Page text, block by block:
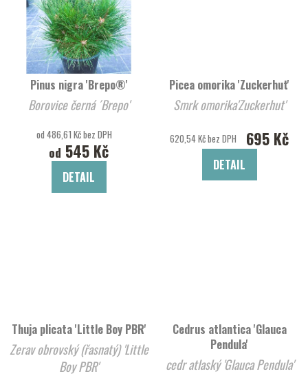
Pinus nigra 'Brepo®'
Borovice černá ´Brepo'
od 486,61 Kč bez DPH
od 545 Kč
DETAIL
Picea omorika 'Zuckerhut'
Smrk omorika'Zuckerhut'
620,54 Kč bez DPH 695 Kč
DETAIL
Thuja plicata 'Little Boy PBR'
Zerav obrovský (řasnatý) 'Little
Boy PBR'
Cedrus atlantica 'Glauca
Pendula'
cedr atlaský 'Glauca Pendula'